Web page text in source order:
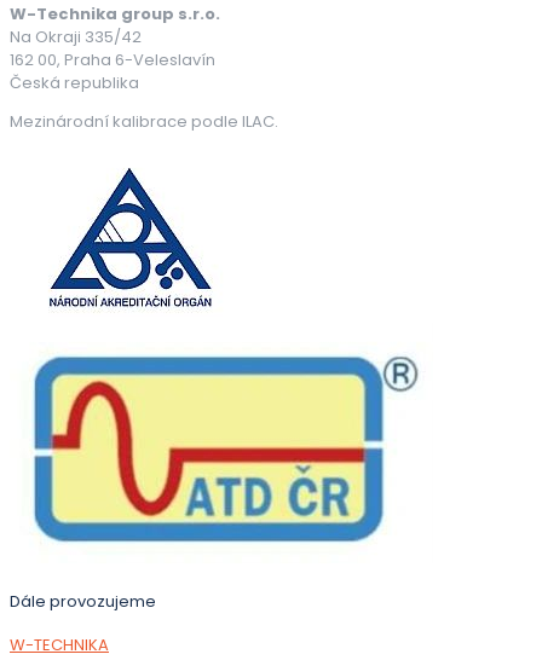
W-Technika group s.r.o.
Na Okraji 335/42
162 00, Praha 6-Veleslavín
Česká republika
Mezinárodní kalibrace podle ILAC.
Dále provozujeme
W-TECHNIKA